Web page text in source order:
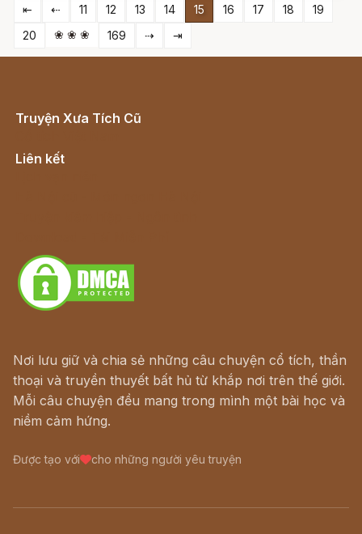
⇤ ⇠ 11 12 13 14 15 16 17 18
19
20
❀ ❀ ❀ 169 ⇢ ⇥
Truyện Xưa Tích Cũ
Liên kết
Nơi lưu giữ và chia sẻ những câu chuyện cổ tích, thần
thoại và truyền thuyết bất hủ từ khắp nơi trên thế giới.
Mỗi câu chuyện đều mang trong mình một bài học và
niềm cảm hứng.
Được tạo với cho những người yêu truyện